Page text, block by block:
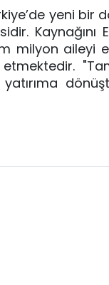
yeni bir
Kaynağını
milyon